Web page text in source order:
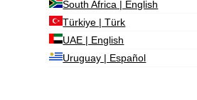
South Africa | English
Türkiye | Türk
UAE | English
Uruguay | Español